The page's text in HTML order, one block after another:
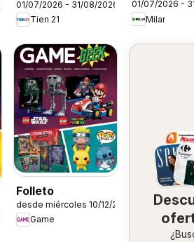
01/07/2026 - 31/08/2026
Tien 21
Siemens
01/07/2026 -
Milar
Folleto
desde miércoles 10/12/2025
Game
en